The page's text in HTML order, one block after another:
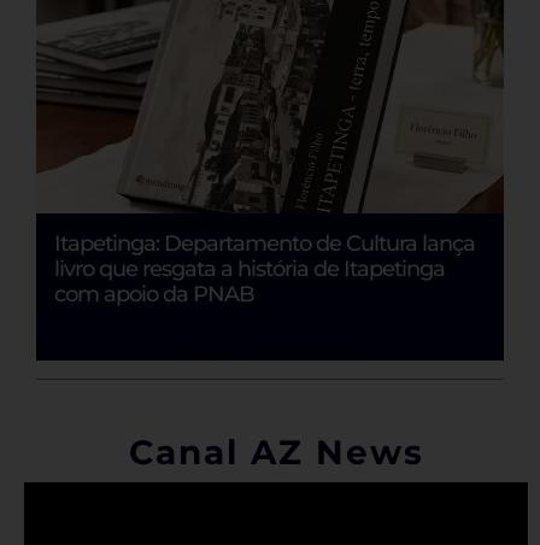
Itapetinga: Departamento de Cultura lança
livro que resgata a história de Itapetinga
com apoio da PNAB
Canal AZ News